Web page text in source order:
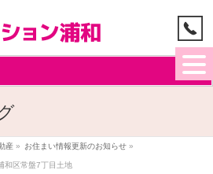
産 » お住まい情報更新のお知らせ »
和区常盤7丁目土地